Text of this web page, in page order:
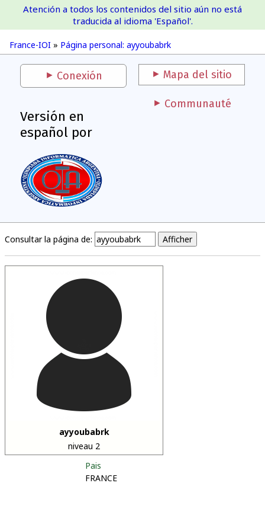
France-IOI
France-IOI » Página personal: ayyoubabrk
Atención a todos los contenidos del sitio aún no está
traducida al idioma 'Español'.
Conexión Mapa del sitio
Versión en
español por
Communauté
Consultar la página de:
ayyoubabrk
niveau 2
Pais
FRANCE